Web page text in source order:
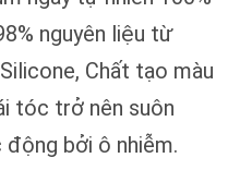
nguyên liệu từ
Chất tạo màu
tóc trở nên suôn
bởi ô nhiễm.